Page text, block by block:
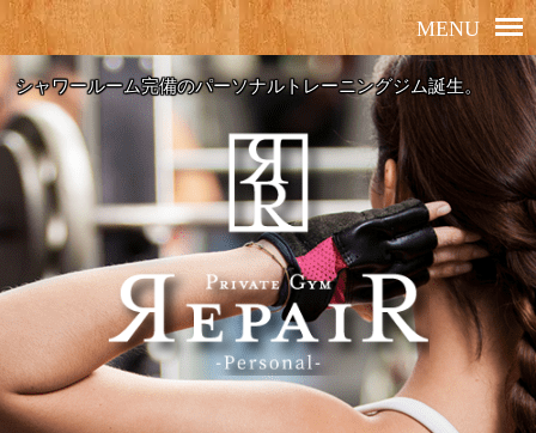
シャワールーム完備のパーソナルトレーニングジム誕生。